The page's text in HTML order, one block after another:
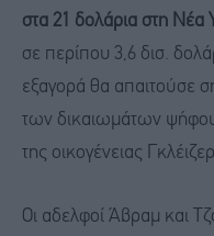
στα 21 δολάρια στη Νέα
σε περίπου 3,6 δισ.
εξαγορά θα απαιτούσε
των δικαιωμάτων
της οικογένειας
Οι αδελφοί Άβραμ και